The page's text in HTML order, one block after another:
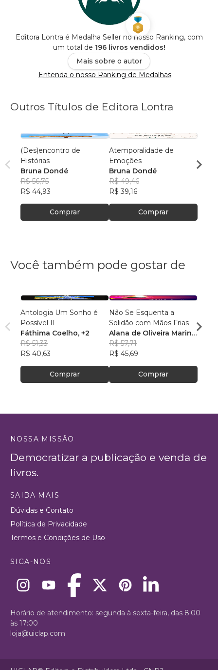
Editora Lontra é Medalha Seller no nosso Ranking, com
um total de 196 livros vendidos!
Mais sobre o autor
Entenda o nosso Ranking de Medalhas
Outros Títulos de Editora Lontra
(Des)encontro de
Histórias
Bruna Dondé
R$ 56,75
R$ 44,93
Comprar
Atemporalidade de
Emoções
Bruna Dondé
R$ 49,46
R$ 39,16
Comprar
R$
Você também pode gostar de
Antologia Um Sonho é
Possível II
Fáthima Coelho, +2
R$ 51,33
R$ 40,63
Comprar
Não Se Esquenta a
Solidão com Mãos Frias
Alana de Oliveira Marin,
+2
R$ 57,71
R$ 45,69
Comprar
R$
NOSSA MISSÃO
Democratizar a publicação e venda de
livros.
SAIBA MAIS
Dúvidas e Contato
Política de Privacidade
Termos e Condições de Uso
SIGA-NOS
Horário de atendimento: segunda à sexta-feira, das 8:00
às 17:00
loja@uiclap.com